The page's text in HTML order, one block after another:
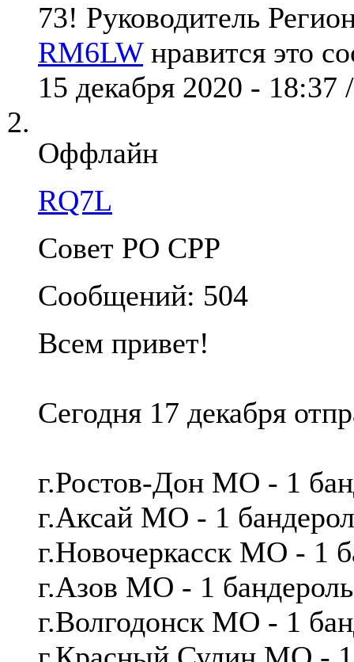
73! Руководитель
RM6LWнравится это
15 декабря 2020 - 18:37
Оффлайн
RQ7L
Совет РО СРР
Сообщений: 504
Всем привет!
Сегодня 17 декабря
г.Ростов-Дон МО - 1
г.Аксай МО - 1
г.Новочеркасск МО - 1
г.Азов МО - 1
г.Волгодонск МО - 1